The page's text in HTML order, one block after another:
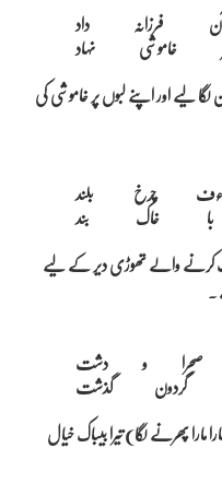
داد
لیے اور اپنے لبوں پر خاموشی کی
چرخ بلند
کرنے والے تھوڑی دیر کے لیے
۔
و دشت
پھرنے لگا) تیرا بیباک خیال